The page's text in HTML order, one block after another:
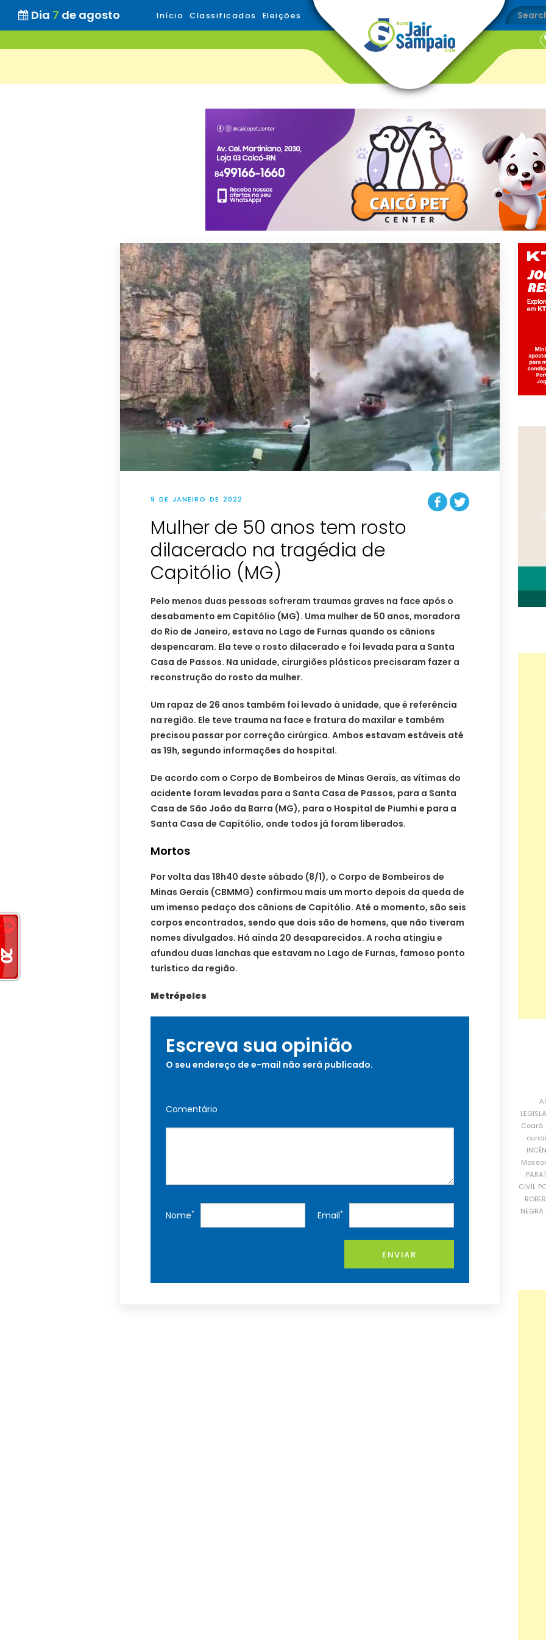
Dia 7 de agosto Início Classificados Eleições
9 DE JANEIRO DE 2022
Mulher de 50 anos tem rosto
dilacerado na tragédia de
Capitólio (MG)
Pelo menos duas pessoas sofreram traumas graves na face após o
desabamento em Capitólio (MG). Uma mulher de 50 anos, moradora
do Rio de Janeiro, estava no Lago de Furnas quando os cânions
despencaram. Ela teve o rosto dilacerado e foi levada para a Santa
Casa de Passos. Na unidade, cirurgiões plásticos precisaram fazer a
reconstrução do rosto da mulher.
Um rapaz de 26 anos também foi levado à unidade, que é referência
na região. Ele teve trauma na face e fratura do maxilar e também
precisou passar por correção cirúrgica. Ambos estavam estáveis até
as 19h, segundo informações do hospital.
De acordo com o Corpo de Bombeiros de Minas Gerais, as vítimas do
acidente foram levadas para a Santa Casa de Passos, para a Santa
Casa de São João da Barra (MG), para o Hospital de Piumhi e para a
Santa Casa de Capitólio, onde todos já foram liberados.
Mortos
Por volta das 18h40 deste sábado (8/1), o Corpo de Bombeiros de
Minas Gerais (CBMMG) confirmou mais um morto depois da queda de
um imenso pedaço dos cânions de Capitólio. Até o momento, são seis
corpos encontrados, sendo que dois são de homens, que não tiveram
nomes divulgados. Há ainda 20 desaparecidos. A rocha atingiu e
afundou duas lanchas que estavam no Lago de Furnas, famoso ponto
turístico da região.
Metrópoles
Escreva sua opinião
O seu endereço de e-mail não será publicado.
Comentário
Nome* Email*
ENVIAR
Ceará
CIVIL
NEGRA